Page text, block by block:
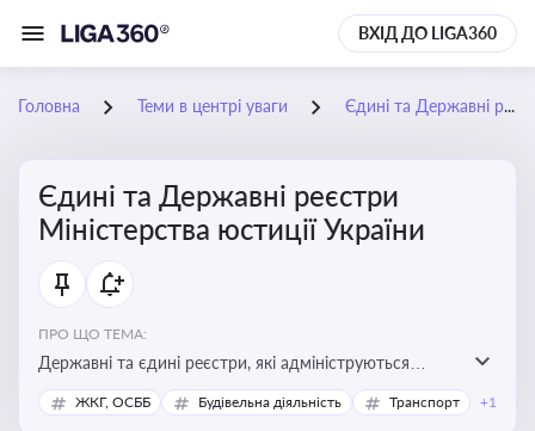
ВХІД ДО LIGA360
Головна Теми в центрі уваги Єдині та Державні реєстри Міністерства юстиції України
Єдині та Державні реєстри
Міністерства юстиції України
ПРО ЩО ТЕМА:
Державні та єдині реєстри, які адмініструються
Мінюстом України, і є ключовими інструментами для
юридичного захисту, ідентифікації прав, та
ЖКГ, ОСББ Будівельна діяльність Транспорт +1